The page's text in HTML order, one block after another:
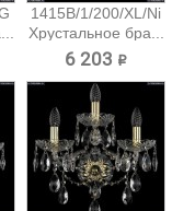
1415B/1/200/XL/Ni
Хрустальное бра...
6 203 ₽